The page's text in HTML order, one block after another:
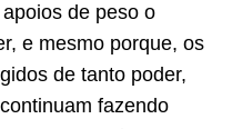
de peso o
e mesmo porque, os
de tanto poder,
fazendo